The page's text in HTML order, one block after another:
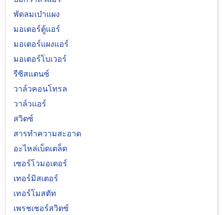
พัดลมเป่าแผง
มอเตอร์ตู้แอร์
มอเตอร์แผงแอร์
มอเตอร์โบเวอร์
รีซิสแตนซ์
วาล์วคอนโทรล
วาล์วแอร์
สวิตซ์
สารทำความสะอาด
อะไหล่เบ็ดเตล็ด
เซอร์โวมอเตอร์
เทอร์มิสเตอร์
เทอร์โมสตัท
เพรชเชอร์สวิตซ์